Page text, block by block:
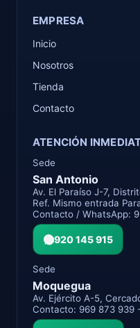
EMPRESA
Inicio
Nosotros
Tienda
Contacto
ATENCIÓN
Sede
San Antonio
Av. El Paraíso J-7,
Ref. Mismo entrada
Contacto / WhatsApp:
920 145 915
Sede
Moquegua
Av. Ejército A-5,
Contacto: 969 873 939